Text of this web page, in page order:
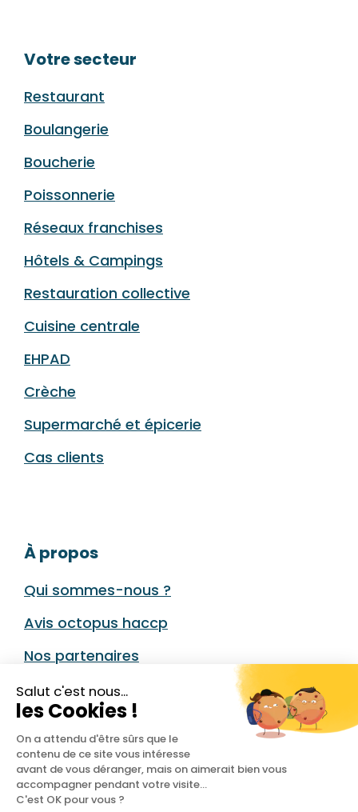
Salut c'est nous...
les Cookies !
On a attendu d'être sûrs que le
contenu de ce site vous intéresse
avant de vous déranger, mais on aimerait bien vous
accompagner pendant votre visite...
C'est OK pour vous ?
Votre secteur
Restaurant
Boulangerie
Boucherie
Poissonnerie
Réseaux franchises
Hôtels & Campings
Restauration collective
Cuisine centrale
EHPAD
Crèche
Supermarché et épicerie
Cas clients
À propos
Qui sommes-nous ?
Avis octopus haccp
Nos partenaires
Nous contacter
Parrainage Octopus HACCP
Conditions générales
Conditions de l’Offre de Parrainage